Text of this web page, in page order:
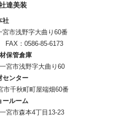
達美装
社
市浅野字大曲り60番
FAX：0586-85-6173
保管倉庫
宮市浅野字大曲り60
センター
市千秋町町屋端畑60番
ールーム
宮市森本4丁目13-23